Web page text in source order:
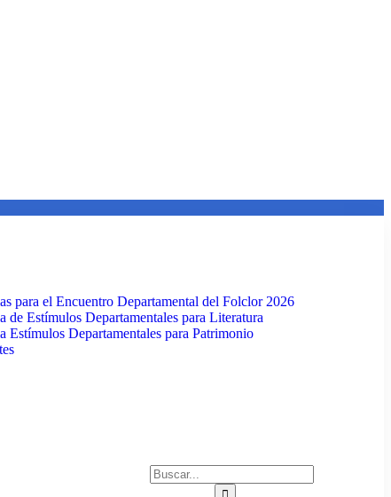
para el Encuentro Departamental del Folclor 2026
de Estímulos Departamentales para Literatura
Estímulos Departamentales para Patrimonio